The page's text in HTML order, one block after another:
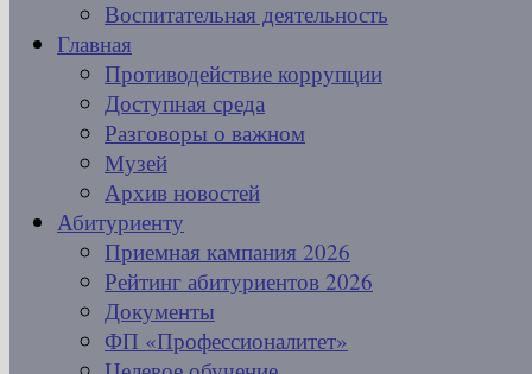
Воспитательная деятельность
Главная
Противодействие коррупции
Доступная среда
Разговоры о важном
Музей
Архив новостей
Абитуриенту
Приемная кампания 2026
Рейтинг абитуриентов 2026
Документы
ФП «Профессионалитет»